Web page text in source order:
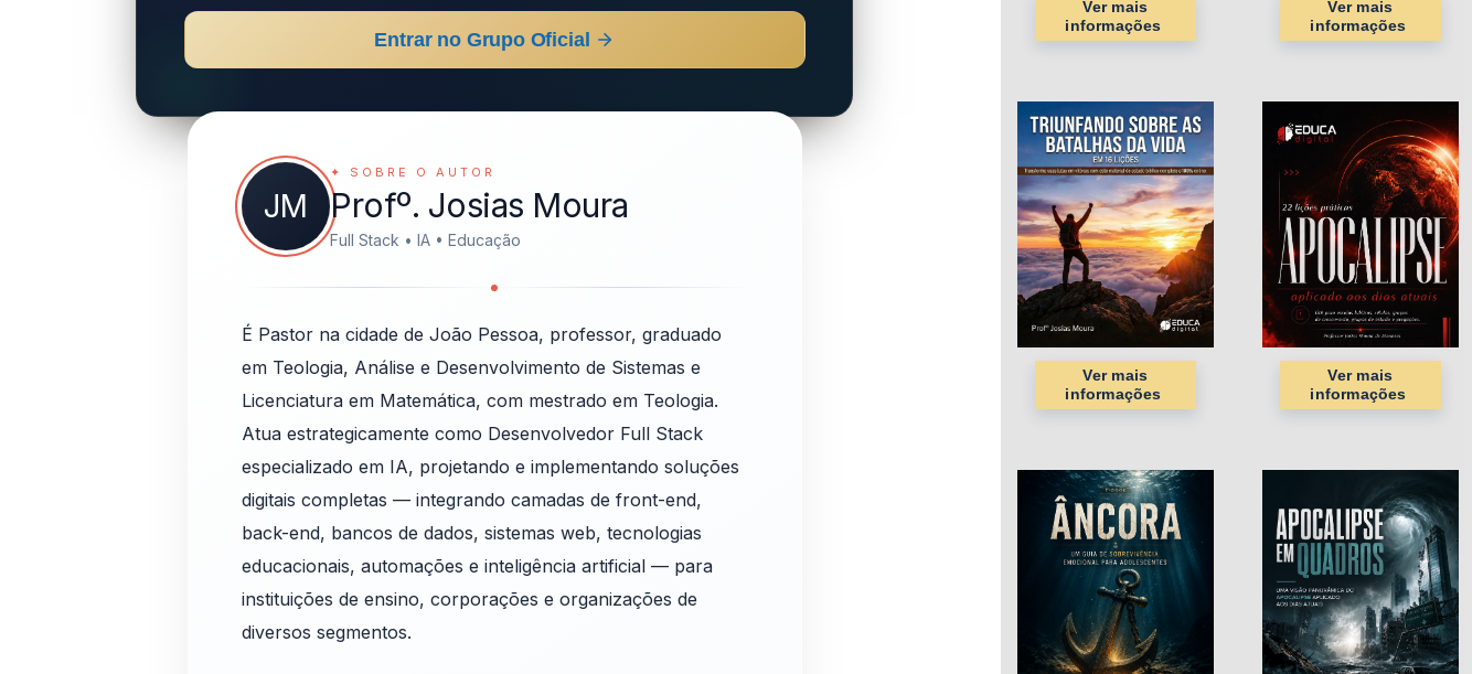
Entrar no Grupo Oficial
JM
✦ SOBRE O AUTOR
Profº. Josias Moura
Full Stack • IA • Educação
É Pastor na cidade de João Pessoa, professor, graduado
em Teologia, Análise e Desenvolvimento de Sistemas e
Licenciatura em Matemática, com mestrado em Teologia.
Atua estrategicamente como Desenvolvedor Full Stack
especializado em IA, projetando e implementando soluções
digitais completas — integrando camadas de front-end,
back-end, bancos de dados, sistemas web, tecnologias
educacionais, automações e inteligência artificial — para
instituições de ensino, corporações e organizações de
diversos segmentos.